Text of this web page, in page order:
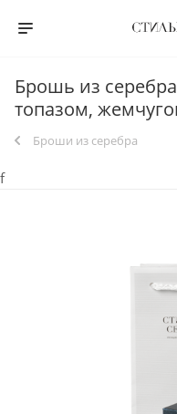
Брошь из
топазом,
Броши из серебра
f